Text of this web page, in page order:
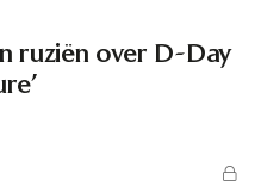
ruziën over D-Day